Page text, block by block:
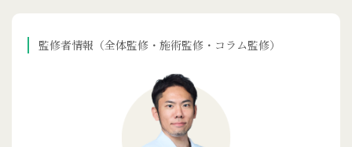
監修者情報（全体監修・施術監修・コラム監修）